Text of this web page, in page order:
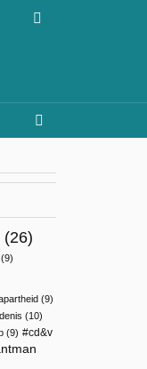
(26)
(9)
(9)
(10)
(9)
cd&v